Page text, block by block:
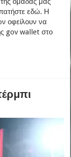
εδώ. Η
οφείλουν να
gov wallet στο